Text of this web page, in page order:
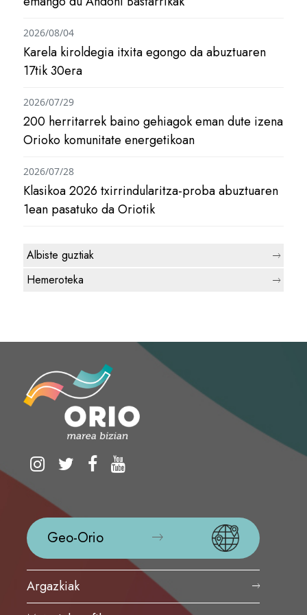
Karela kiroldegia itxita egongo da abuztuaren
17tik 30era
2026/08/04
200 herritarrek baino gehiagok eman dute izena
Orioko komunitate energetikoan
2026/07/29
Klasikoa 2026 txirrindularitza-proba abuztuaren
1ean pasatuko da Oriotik
2026/07/28
Albiste guztiak
Hemeroteka
Geo-Orio
Argazkiak